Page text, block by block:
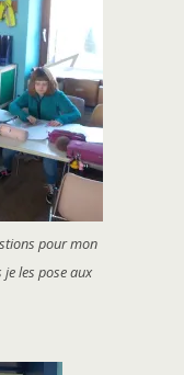
pour mon
les pose aux